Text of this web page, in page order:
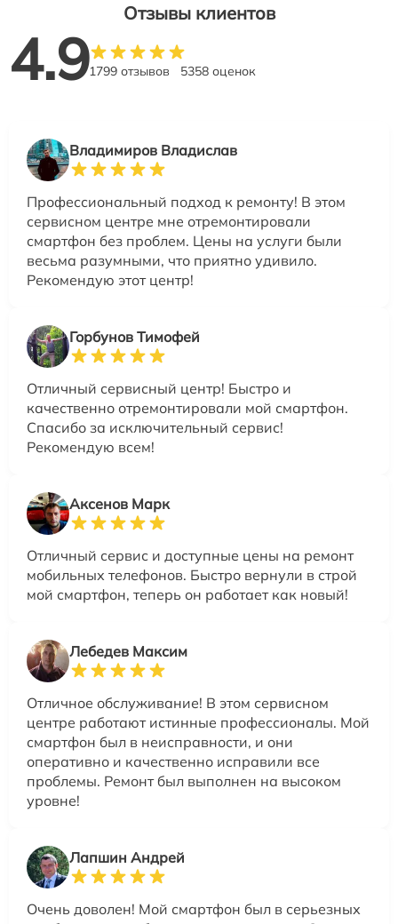
Отзывы клиентов
4.91799 отзывов 5358 оценок
Владимиров Владислав
Профессиональный подход к ремонту! В этом
сервисном центре мне отремонтировали
смартфон без проблем. Цены на услуги были
весьма разумными, что приятно удивило.
Рекомендую этот центр!
Горбунов Тимофей
Отличный сервисный центр! Быстро и
качественно отремонтировали мой смартфон.
Спасибо за исключительный сервис!
Рекомендую всем!
Аксенов Марк
Отличный сервис и доступные цены на ремонт
мобильных телефонов. Быстро вернули в строй
мой смартфон, теперь он работает как новый!
Лебедев Максим
Отличное обслуживание! В этом сервисном
центре работают истинные профессионалы. Мой
смартфон был в неисправности, и они
оперативно и качественно исправили все
проблемы. Ремонт был выполнен на высоком
уровне!
Лапшин Андрей
Очень доволен! Мой смартфон был в серьезных